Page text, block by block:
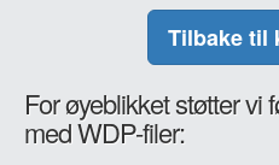
Tilbake til
For øyeblikket støtter vi
med WDP-filer: